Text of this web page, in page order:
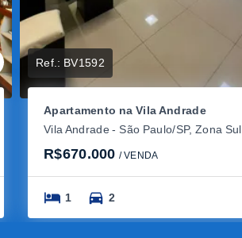
Ref.: BV1592
Apartamento na Vila Andrade
Vila Andrade - São Paulo/SP, Zona Sul
R$670.000 / VENDA
1 2